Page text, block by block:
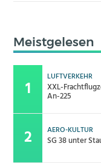
Meistgelesen
LUFTVERKEHR
XXL-
An-225
AERO-KULTUR
SG 38 unter